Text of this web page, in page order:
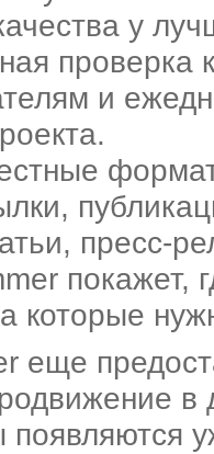
у
проверка
и
пресс-
покажет,
которые
еще
в
появляются